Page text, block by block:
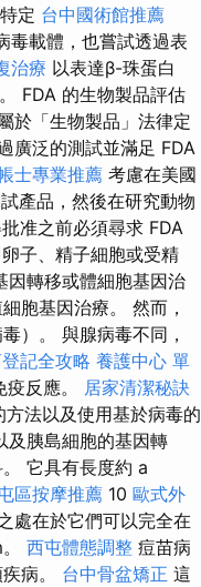
定 台中國術館推薦
毒載體，也嘗試透過表
治療 以表達β-珠蛋白
FDA 的生物製品評估
於「生物製品」法律定
廣泛的測試並滿足 FDA
士專業推薦 考慮在美國
產品，然後在研究動物
准之前必須尋求 FDA
子、精子細胞或受精
因轉移或體細胞基因治
胞基因治療。 然而，
）。 與腺病毒不同，
記全攻略 養護中心 單
反應。
居家清潔秘訣
法以及使用基於病毒的
及胰島細胞的基因轉
它具有長度約 a
區按摩推薦 10 歐式外
處在於它們可以完全在
西屯體態調整 痘苗病
病。 台中骨盆矯正 這